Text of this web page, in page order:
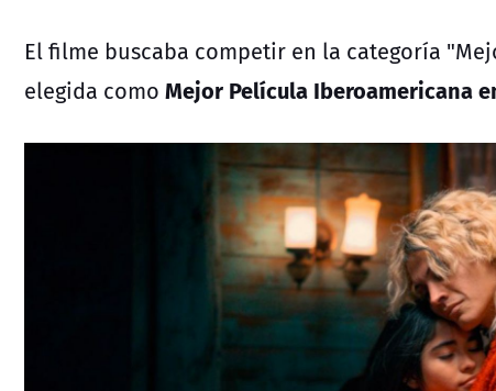
El filme buscaba competir en la categoría
elegida como Mejor Película Iberoamericana